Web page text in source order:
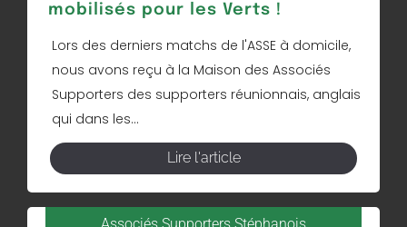
mobilisés pour les Verts !
Lors des derniers matchs de l'ASSE à domicile,
nous avons reçu à la Maison des Associés
Supporters des supporters réunionnais, anglais
qui dans les...
Lire l'article